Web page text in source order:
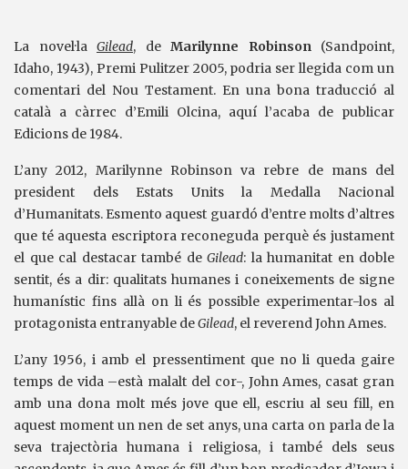
La novel·la Gilead, deMarilynne Robinson(Sandpoint,
Idaho, 1943), Premi Pulitzer 2005, podria ser llegida com un
comentari del Nou Testament. En una bona traducció al
català a càrrec d’Emili Olcina, aquí l’acaba de publicar
Edicions de 1984.
L’any 2012, Marilynne Robinson va rebre de mans del
president dels Estats Units la Medalla Nacional
d’Humanitats. Esmento aquest guardó d’entre molts d’altres
que té aquesta escriptora reconeguda perquè és justament
el que cal destacar també de Gilead: la humanitat en doble
sentit, és a dir: qualitats humanes i coneixements de signe
humanístic fins allà on li és possible experimentar-los al
protagonista entranyable deGilead, el reverend John Ames.
L’any 1956, i amb el pressentiment que no li queda gaire
temps de vida –està malalt del cor-, John Ames, casat gran
amb una dona molt més jove que ell, escriu al seu fill, en
aquest moment un nen de set anys, una carta on parla de la
seva trajectòria humana i religiosa, i també dels seus